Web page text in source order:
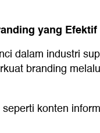
yang Efektif
dalam industri
branding
konten